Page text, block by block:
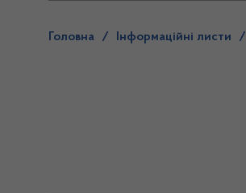
Головна / Інформаційні листи /